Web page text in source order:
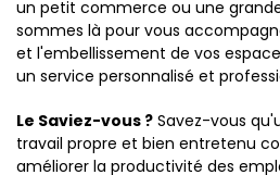
un petit commerce ou une
sommes là pour vous
et l'embellissement de vos
un service personnalisé et
Le Saviez-vous ? Savez-vous
travail propre et bien entretenu
améliorer la productivité des